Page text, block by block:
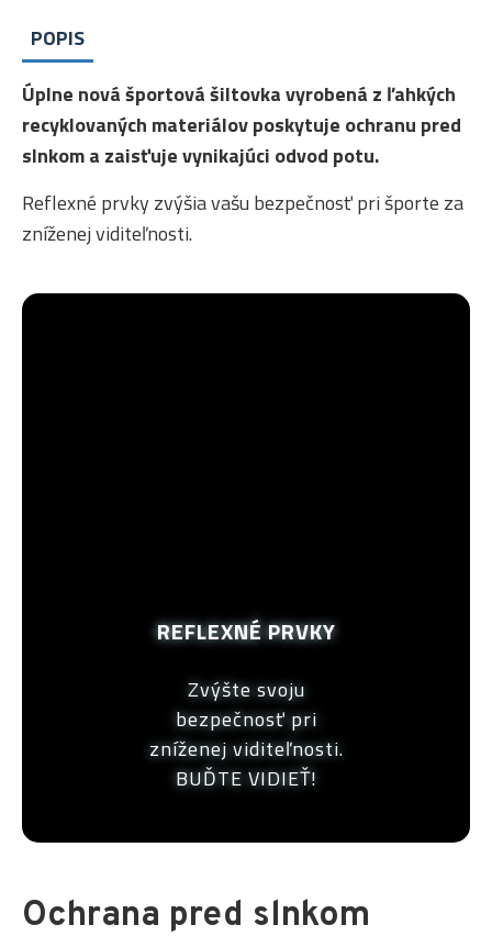
POPIS
Úplne nová športová šiltovka vyrobená z ľahkých
recyklovaných materiálov poskytuje ochranu pred
slnkom a zaisťuje vynikajúci odvod potu.
Reflexné prvky zvýšia vašu bezpečnosť pri športe za
zníženej viditeľnosti.
REFLEXNÉ PRVKY
Zvýšte svoju
bezpečnosť pri
zníženej viditeľnosti.
BUĎTE VIDIEŤ!
Ochrana pred slnkom